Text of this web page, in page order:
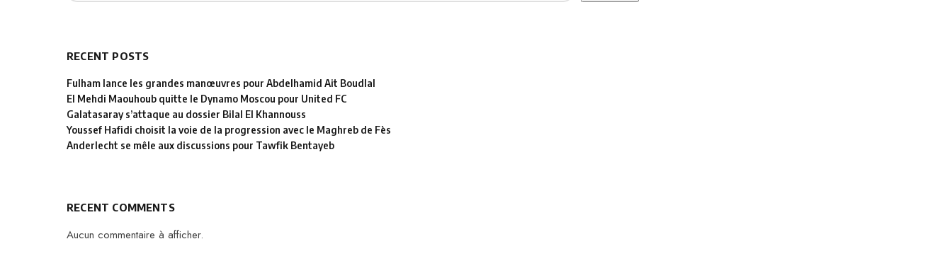
RECENT POSTS
Fulham lance les grandes manœuvres pour Abdelhamid Ait Boudlal
El Mehdi Maouhoub quitte le Dynamo Moscou pour United FC
Galatasaray s’attaque au dossier Bilal El Khannouss
Youssef Hafidi choisit la voie de la progression avec le Maghreb de Fès
Anderlecht se mêle aux discussions pour Tawfik Bentayeb
RECENT COMMENTS
Aucun commentaire à afficher.